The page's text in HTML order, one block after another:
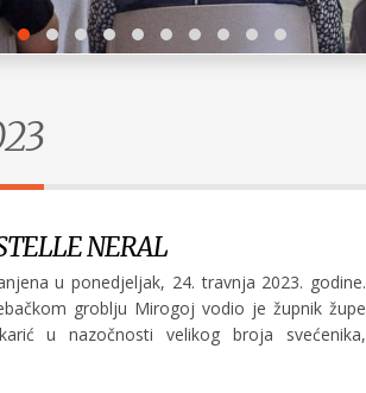
NERAL
u ponedjeljak, 24. travnja 2023. godine.
groblju Mirogoj vodio je župnik župe
u nazočnosti velikog broja svećenika,
rodbine i ostalih...